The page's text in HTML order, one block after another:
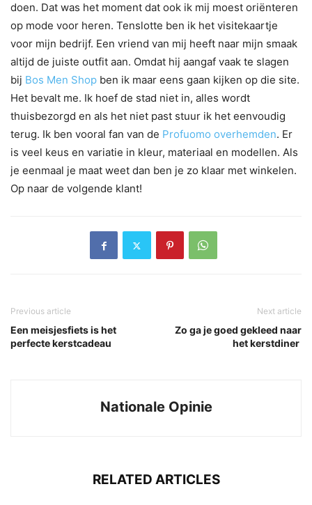
doen. Dat was het moment dat ook ik mij moest oriënteren
op mode voor heren. Tenslotte ben ik het visitekaartje
voor mijn bedrijf. Een vriend van mij heeft naar mijn smaak
altijd de juiste outfit aan. Omdat hij aangaf vaak te slagen
bij Bos Men Shop ben ik maar eens gaan kijken op die site.
Het bevalt me. Ik hoef de stad niet in, alles wordt
thuisbezorgd en als het niet past stuur ik het eenvoudig
terug. Ik ben vooral fan van de Profuomo overhemden. Er
is veel keus en variatie in kleur, materiaal en modellen. Als
je eenmaal je maat weet dan ben je zo klaar met winkelen.
Op naar de volgende klant!
Previous article
Een meisjesfiets is het
perfecte kerstcadeau
Next article
Zo ga je goed gekleed naar
het kerstdiner
Nationale Opinie
RELATED ARTICLES